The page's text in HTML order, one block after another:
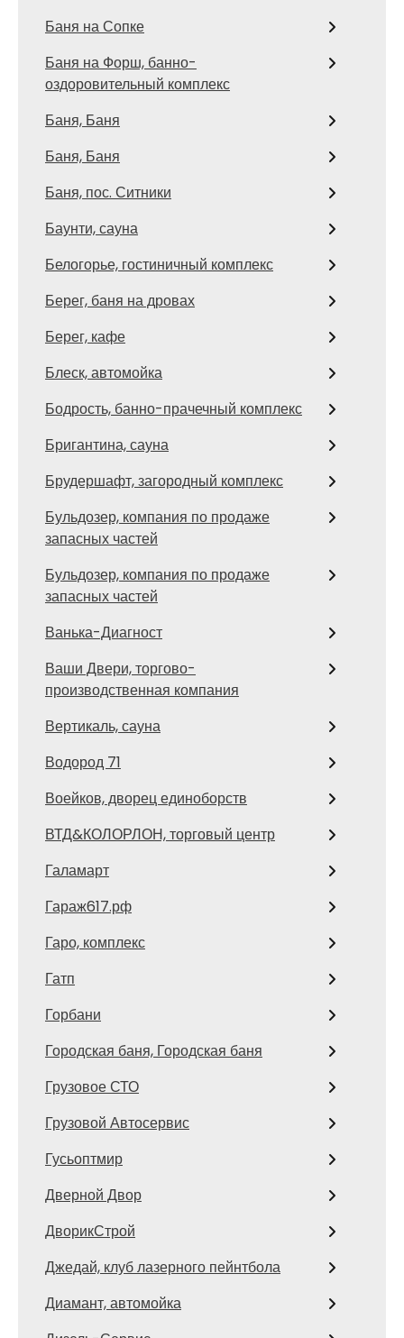
Баня на Сопке
Баня на Форш, банно-
оздоровительный комплекс
Баня, Баня
Баня, Баня
Баня, пос. Ситники
Баунти, сауна
Белогорье, гостиничный комплекс
Берег, баня на дровах
Берег, кафе
Блеск, автомойка
Бодрость, банно-прачечный комплекс
Бригантина, сауна
Брудершафт, загородный комплекс
Бульдозер, компания по продаже
запасных частей
Бульдозер, компания по продаже
запасных частей
Ванька-Диагност
Ваши Двери, торгово-
производственная компания
Вертикаль, сауна
Водород 71
Воейков, дворец единоборств
ВТД&КОЛОРЛОН, торговый центр
Галамарт
Гараж617.рф
Гаро, комплекс
Гатп
Горбани
Городская баня, Городская баня
Грузовое СТО
Грузовой Автосервис
Гусьоптмир
Дверной Двор
ДворикСтрой
Джедай, клуб лазерного пейнтбола
Диамант, автомойка